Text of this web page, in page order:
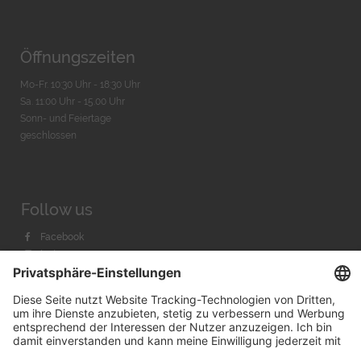
Öffnungszeiten
Mo-Fr. 10:30 Uhr - 18:30 Uhr
Sa. 11:00 Uhr - 15.00 Uhr
Sonn- und Feiertage
geschlossen
Follow us
Facebook
Instagram
Youtube